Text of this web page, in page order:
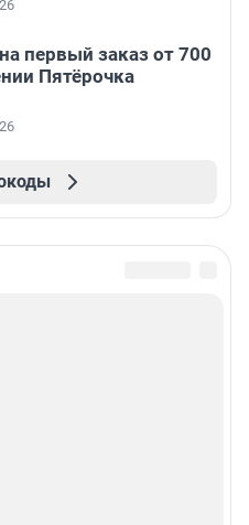
первый заказ от 700
Пятёрочка